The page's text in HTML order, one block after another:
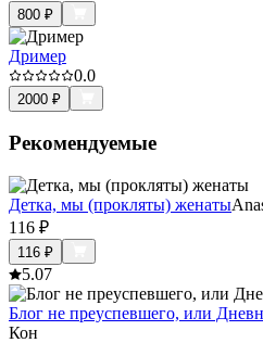
800 ₽
Дример
0.0
2000 ₽
Рекомендуемые
Детка, мы (прокляты) женаты
116 ₽
116 ₽
5.07
Блог не преуспевшего, или
Кон